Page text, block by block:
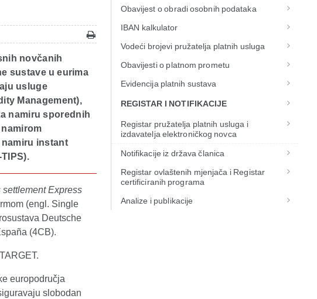
novčanih
sustave u eurima
usluge
Management),
namiru sporednih
instant
Express
(engl. Single
Deutsche
(4CB).
europodručja
slobodan
Obavijest o obradi osobnih podataka
IBAN kalkulator
Vodeći brojevi pružatelja platnih usluga
Obavijesti o platnom prometu
Evidencija platnih sustava
REGISTAR I NOTIFIKACIJE
Registar pružatelja platnih usluga i
izdavatelja elektroničkog novca
Notifikacije iz država članica
Registar ovlaštenih mjenjača i Registar
certificiranih programa
Analize i publikacije